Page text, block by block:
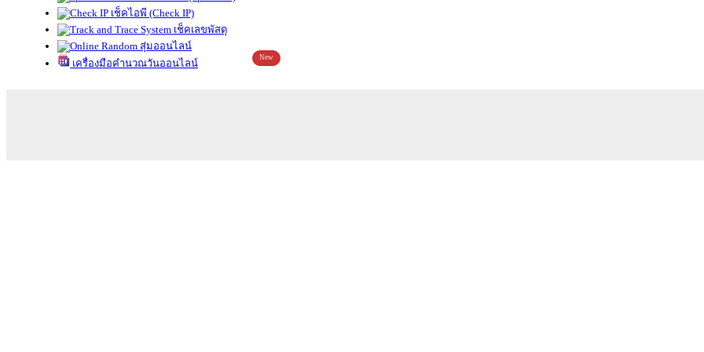
เช็คไอพี (Check IP)
เช็คเลขพัสดุ
สุ่มออนไลน์
เครื่องมือคำนวณวันออนไลน์
New